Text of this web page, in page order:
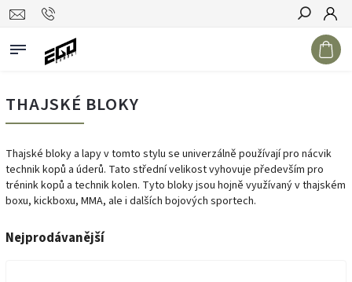
Hledat
THAJSKÉ BLOKY
Thajské bloky a lapy v tomto stylu se univerzálně používají pro nácvik
technik kopů a úderů. Tato střední velikost vyhovuje především pro
trénink kopů a technik kolen. Tyto bloky jsou hojně využívaný v thajském
boxu, kickboxu, MMA, ale i dalších bojových sportech.
Nejprodávanější